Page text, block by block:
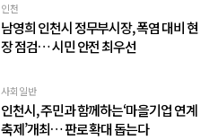
인천
남영희 인천시 정무부시장, 폭염 대비 현
장 점검… 시민 안전 최우선
사회일반
인천시, 주민과 함께하는‘마을기업 연계
축제’개최… 판로 확대 돕는다